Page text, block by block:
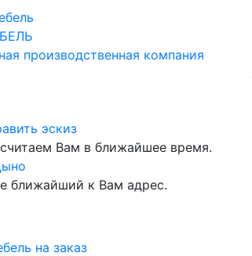
производственная компания
эскиз
Вам в ближайшее время.
ближайший к Вам адрес.
на заказ